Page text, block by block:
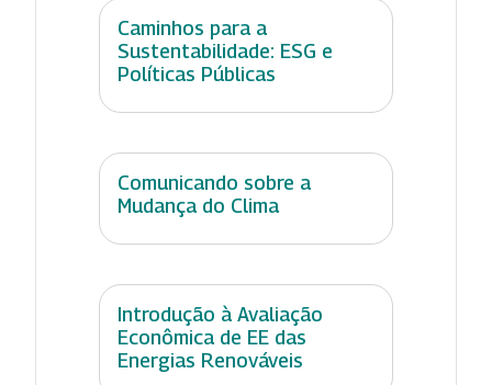
Caminhos para a
Sustentabilidade: ESG e
Políticas Públicas
Comunicando sobre a
Mudança do Clima
Introdução à Avaliação
Econômica de EE das
Energias Renováveis